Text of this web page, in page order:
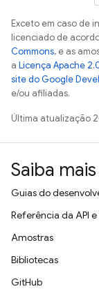
Exceto em caso de
licenciado de
Commons, e as
a Licença Apache
site do Google
e/ou afiliadas.
Última atualização
Saiba mais
Guias do
Referência da API e
Amostras
Bibliotecas
GitHub